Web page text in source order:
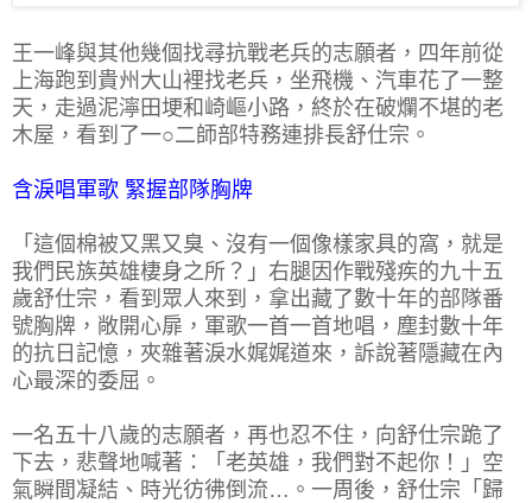
王一峰與其他幾個找尋抗戰老兵的志願者，四年前從
上海跑到貴州大山裡找老兵，坐飛機、汽車花了一整
天，走過泥濘田埂和崎嶇小路，終於在破爛不堪的老
木屋，看到了一○二師部特務連排長舒仕宗。
含淚唱軍歌 緊握部隊胸牌
「這個棉被又黑又臭、沒有一個像樣家具的窩，就是
我們民族英雄棲身之所？」右腿因作戰殘疾的九十五
歲舒仕宗，看到眾人來到，拿出藏了數十年的部隊番
號胸牌，敞開心扉，軍歌一首一首地唱，塵封數十年
的抗日記憶，夾雜著淚水娓娓道來，訴說著隱藏在內
心最深的委屈。
一名五十八歲的志願者，再也忍不住，向舒仕宗跪了
下去，悲聲地喊著：「老英雄，我們對不起你！」空
氣瞬間凝結、時光彷彿倒流…。一周後，舒仕宗「歸